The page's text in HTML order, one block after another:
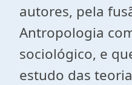
autores, pela
Antropologia
sociológico, e
estudo das